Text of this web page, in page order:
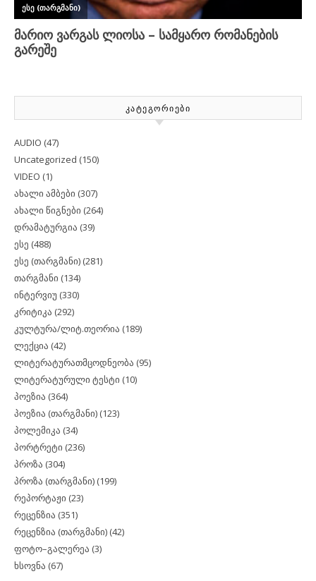
ᲙᲐᲢᲔᲒᲝᲠᲘᲔᲑᲘ
AUDIO (47)
Uncategorized (150)
VIDEO (1)
ახალი ამბები (307)
ახალი წიგნები (264)
დრამატურგია (39)
ესე (488)
ესე (თარგმანი) (281)
თარგმანი (134)
ინტერვიუ (330)
კრიტიკა (292)
კულტურა/ლიტ.თეორია (189)
ლექცია (42)
ლიტერატურათმცოდნეობა (95)
ლიტერატურული ტესტი (10)
პოეზია (364)
პოეზია (თარგმანი) (123)
პოლემიკა (34)
პორტრეტი (236)
პროზა (304)
პროზა (თარგმანი) (199)
რეპორტაჟი (23)
რეცენზია (351)
რეცენზია (თარგმანი) (42)
ფოტო–გალერეა (3)
ხსოვნა (67)